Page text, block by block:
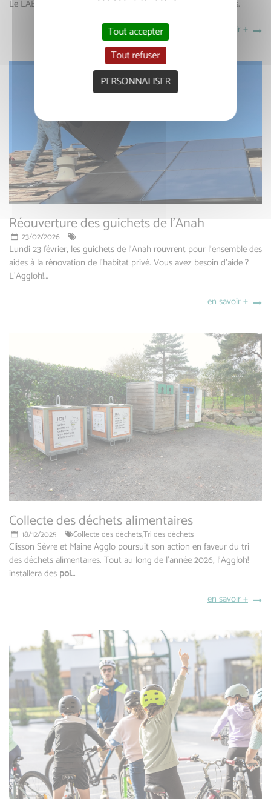
Le LAEP ouvre ses portes aux moins de 6 ans et leurs parents.
en savoir +
Réouverture des guichets de l'Anah
23/02/2026
Lundi 23 février, les guichets de l’Anah rouvrent pour l’ensemble des
aides à la rénovation de l’habitat privé. Vous avez besoin d'aide ?
L’Aggloh!…
en savoir +
Collecte des déchets alimentaires
18/12/2025 Collecte des déchets,Tri des déchets
Clisson Sèvre et Maine Agglo poursuit son action en faveur du tri
des déchets alimentaires. Tout au long de l’année 2026, l’Aggloh!
installera des poi…
en savoir +
Tout accepter
Tout refuser
PERSONNALISER